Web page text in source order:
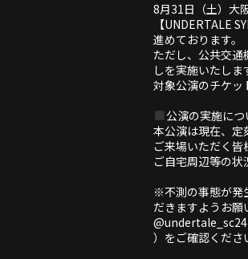
8月31日（土）大
【UNDERTALE
進めております。
ただし、公共交
しを実施いたしま
対象公演のチケッ
公演の実施につ
本公演は現在、定
ご来場いただく皆
ご自宅周辺等の状
※不測の事態が発
だきますようお
@undertale_sc24
）をご確認くださ